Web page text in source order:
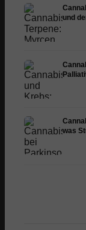
und
was